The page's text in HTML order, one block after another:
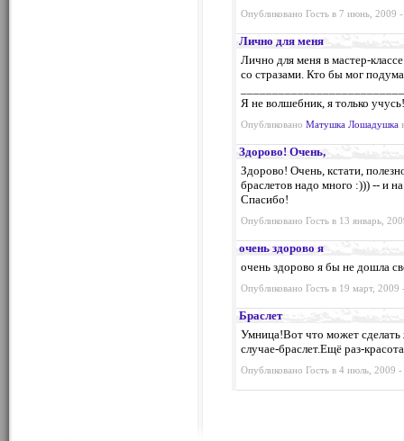
Опубликовано Гость в 7 июнь, 2009
Лично для меня
Лично для меня в мастер-
со стразами. Кто бы мог
Я не волшебник, я только учусь!
Опубликовано Матушка Лошадушка
Здорово! Очень,
Здорово! Очень, кстати,
браслетов надо много :))) -- и
Спасибо!
Опубликовано Гость в 13 январь,
очень здорово я
очень здорово я бы не дошла
Опубликовано Гость в 19 март,
Браслет
Умница!Вот что может
случае-браслет.Ещё раз-
Опубликовано Гость в 4 июль, 2009